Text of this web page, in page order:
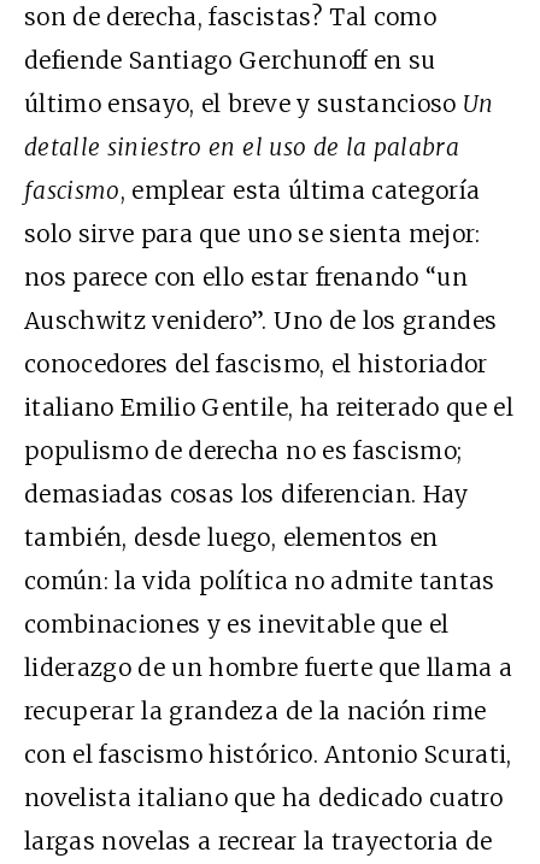
son de derecha, fascistas? Tal como
defiende Santiago Gerchunoff en su
último ensayo, el breve y sustancioso Un
detalle siniestro en el uso de la palabra
fascismo, emplear esta última categoría
solo sirve para que uno se sienta mejor:
nos parece con ello estar frenando “un
Auschwitz venidero”. Uno de los grandes
conocedores del fascismo, el historiador
italiano Emilio Gentile, ha reiterado que el
populismo de derecha no es fascismo;
demasiadas cosas los diferencian. Hay
también, desde luego, elementos en
común: la vida política no admite tantas
combinaciones y es inevitable que el
liderazgo de un hombre fuerte que llama a
recuperar la grandeza de la nación rime
con el fascismo histórico. Antonio Scurati,
novelista italiano que ha dedicado cuatro
largas novelas a recrear la trayectoria de